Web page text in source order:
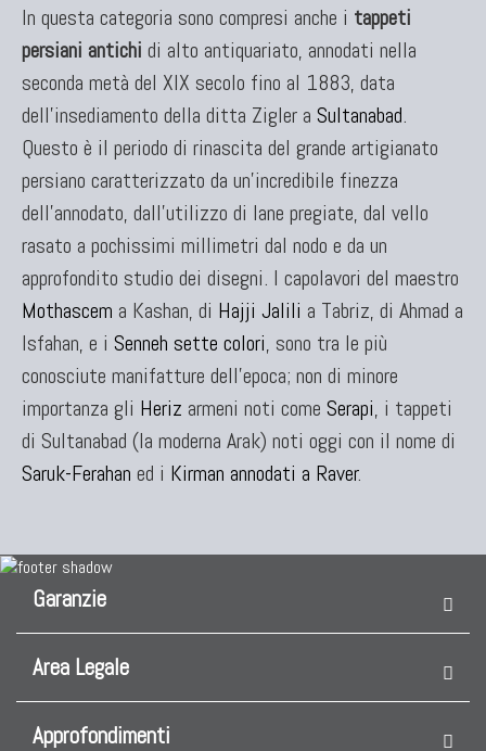
In questa categoria sono compresi anche i tappeti
persiani antichi di alto antiquariato, annodati nella
seconda metà del XIX secolo fino al 1883, data
dell'insediamento della ditta Zigler a Sultanabad.
Questo è il periodo di rinascita del grande artigianato
persiano caratterizzato da un'incredibile finezza
dell'annodato, dall'utilizzo di lane pregiate, dal vello
rasato a pochissimi millimetri dal nodo e da un
approfondito studio dei disegni. I capolavori del maestro
Mothascem a Kashan, di Hajji Jalili a Tabriz, di Ahmad a
Isfahan, e i Senneh sette colori, sono tra le più
conosciute manifatture dell'epoca; non di minore
importanza gli Heriz armeni noti come Serapi, i tappeti
di Sultanabad (la moderna Arak) noti oggi con il nome di
Saruk-Ferahan ed i Kirman annodati a Raver.
Garanzie
Area Legale
Approfondimenti